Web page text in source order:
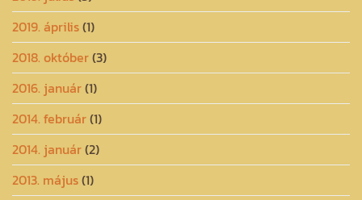
2019. április(1)
2018. október(3)
2016. január(1)
2014. február(1)
2014. január(2)
2013. május(1)